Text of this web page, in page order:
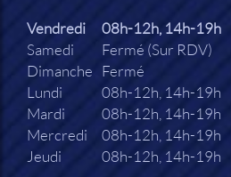
Vendredi
08h-12h, 14h-19h
Samedi
Fermé (Sur RDV)
Dimanche Fermé
Lundi
08h-12h, 14h-19h
Mardi
08h-12h, 14h-19h
Mercredi
08h-12h, 14h-19h
Jeudi
08h-12h, 14h-19h